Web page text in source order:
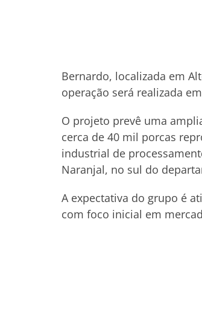
Bernardo, localizada em
operação será realizada
O projeto prevê uma
cerca de 40 mil porcas
industrial de
Naranjal, no sul do
A expectativa do grupo é
com foco inicial em